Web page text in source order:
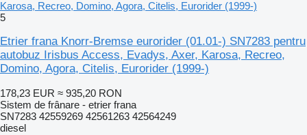
Karosa, Recreo, Domino, Agora, Citelis, Eurorider (1999-)
5
Etrier frana Knorr-Bremse eurorider (01.01-) SN7283 pentru
autobuz Irisbus Access, Evadys, Axer, Karosa, Recreo,
Domino, Agora, Citelis, Eurorider (1999-)
178,23 EUR ≈ 935,20 RON
Sistem de frânare - etrier frana
SN7283 42559269 42561263 42564249
diesel